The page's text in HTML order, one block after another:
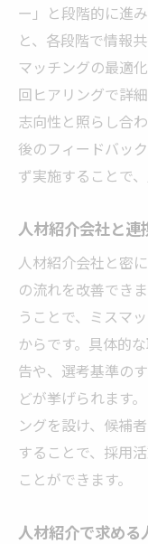
ー」と段階的に進
と、各段階で情報
マッチングの最適
回ヒアリングで詳
志向性と照らし合
後のフィードバッ
ず実施することで
人材紹介会社と連
人材紹介会社と密
の流れを改善でき
うことで、ミスマ
からです。具体的
告や、選考基準の
どが挙げられます
ングを設け、候補
することで、採用
ことができます。
人材紹介で求め